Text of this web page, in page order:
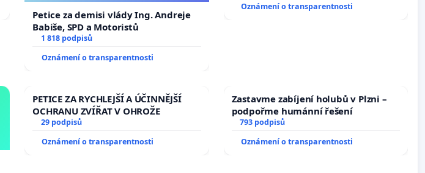
Petice za demisi vlády Ing. Andreje
Babiše, SPD a Motoristů
1 818 podpisů
Oznámení o transparentnosti
Oznámení o transparentnosti
PETICE ZA RYCHLEJŠÍ A ÚČINNĚJŠÍ
OCHRANU ZVÍŘAT V OHROŽE
29 podpisů
Oznámení o transparentnosti
Zastavme zabíjení holubů v Plzni –
podpořme humánní řešení
793 podpisů
Oznámení o transparentnosti